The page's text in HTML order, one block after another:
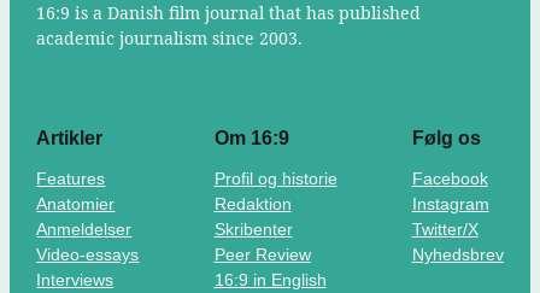
16:9 is a Danish film journal that has published
academic journalism since 2003.
Artikler
Features
Anatomier
Anmeldelser
Video-essays
Interviews
Om 16:9
Profil og historie
Redaktion
Skribenter
Peer Review
16:9 in English
Følg os
Facebook
Instagram
Twitter/X
Nyhedsbrev